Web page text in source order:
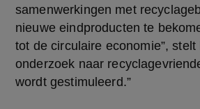
samenwerkingen met
nieuwe eindproducten te
tot de circulaire economie”, stelt
onderzoek naar
wordt gestimuleerd.”